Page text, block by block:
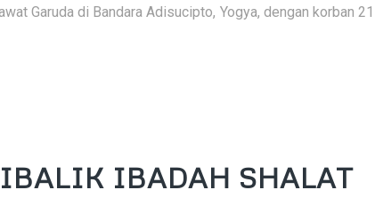
Garuda di Bandara Adisucipto, Yogya, dengan korban 21
IBADAH SHALAT